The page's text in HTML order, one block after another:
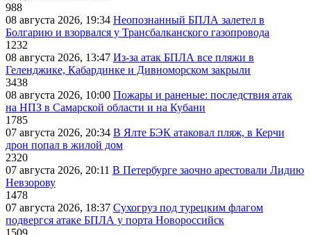
988
08 августа 2026, 19:34 Неопознанный БПЛА залетел в
Болгарию и взорвался у Трансбалканского газопровода
1232
08 августа 2026, 13:47 Из-за атак БПЛА все пляжи в
Геленджике, Кабардинке и Дивноморском закрыли
3438
08 августа 2026, 10:00 Пожары и раненые: последствия атак
на НПЗ в Самарской области и на Кубани
1785
07 августа 2026, 20:34 В Ялте БЭК атаковал пляж, в Керчи
дрон попал в жилой дом
2320
07 августа 2026, 20:11 В Петербурге заочно арестовали Лидию
Невзорову
1478
07 августа 2026, 18:37 Сухогруз под турецким флагом
подвергся атаке БПЛА у порта Новороссийск
1509